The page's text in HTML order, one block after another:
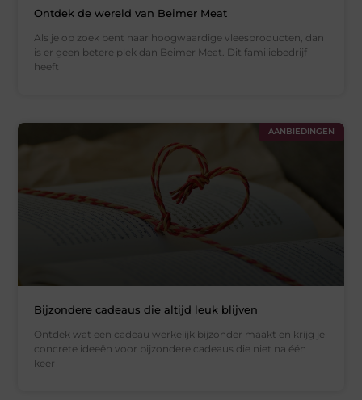
Ontdek de wereld van Beimer Meat
Als je op zoek bent naar hoogwaardige vleesproducten, dan
is er geen betere plek dan Beimer Meat. Dit familiebedrijf
heeft
AANBIEDINGEN
Bijzondere cadeaus die altijd leuk blijven
Ontdek wat een cadeau werkelijk bijzonder maakt en krijg je
concrete ideeën voor bijzondere cadeaus die niet na één
keer